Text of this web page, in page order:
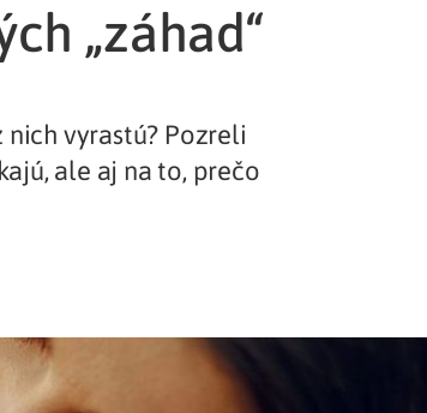
„záhad“
vyrastú? Pozreli
ale aj na to, prečo